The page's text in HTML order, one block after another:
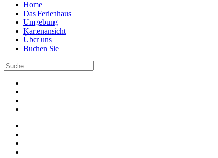
Home
Das Ferienhaus
Umgebung
Kartenansicht
Über uns
Buchen Sie